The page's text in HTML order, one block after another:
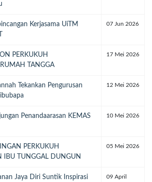
Kerjasama UiTM
07 Jun 2026
PERKUKUH
TANGGA
17 Mei 2026
Tekankan Pengurusan
12 Mei 2026
Penandaarasan KEMAS
10 Mei 2026
PERKUKUH
IBU TUNGGAL DUNGUN
05 Mei 2026
Jaya Diri Suntik Inspirasi
09 April